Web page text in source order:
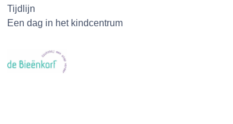
Tijdlijn
Een dag in het kindcentrum